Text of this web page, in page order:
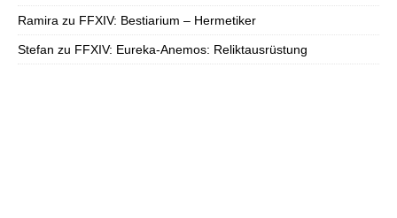
Ramira zu FFXIV: Bestiarium – Hermetiker
Stefan zu FFXIV: Eureka-Anemos: Reliktausrüstung